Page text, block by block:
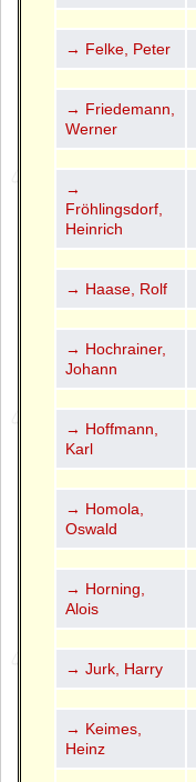
→ Felke, Peter
→ Friedemann,
Werner
→
Fröhlingsdorf,
Heinrich
→ Haase, Rolf
→ Hochrainer,
Johann
→ Hoffmann,
Karl
→ Homola,
Oswald
→ Horning,
Alois
→ Jurk, Harry
→ Keimes,
Heinz